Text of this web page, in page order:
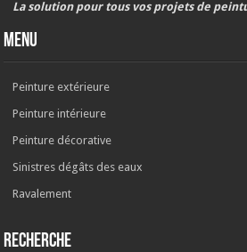
La solution pour tous vos projets de
MenU
Peinture extérieure
Peinture intérieure
Peinture décorative
Sinistres dégâts des eaux
Ravalement
RECHERCHE